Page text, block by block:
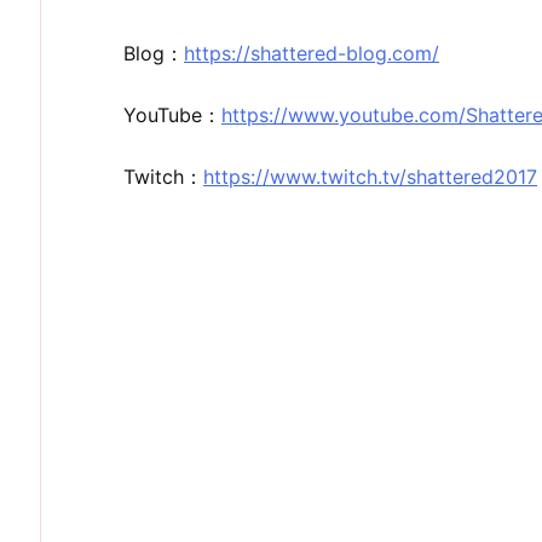
Blog： https://shattered-blog.com/
YouTube： https://www.youtube.com/
Twitch： https://www.twitch.tv/shattered2017